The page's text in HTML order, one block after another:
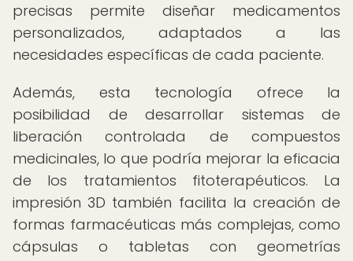
precisas permite diseñar medicamentos
personalizados, adaptados a las
necesidades específicas de cada paciente.
Además, esta tecnología ofrece la
posibilidad de desarrollar sistemas de
liberación controlada de compuestos
medicinales, lo que podría mejorar la eficacia
de los tratamientos fitoterapéuticos. La
impresión 3D también facilita la creación de
formas farmacéuticas más complejas, como
cápsulas o tabletas con geometrías